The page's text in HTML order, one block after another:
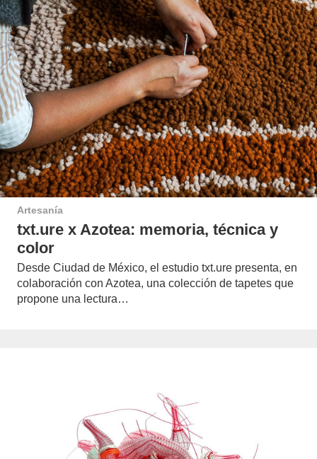
Artesanía
txt.ure x Azotea: memoria, técnica y
color
Desde Ciudad de México, el estudio txt.ure presenta, en
colaboración con Azotea, una colección de tapetes que
propone una lectura…